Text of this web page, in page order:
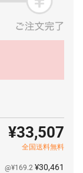
¥33,507
全国送料無料
@¥169.2 ¥30,461